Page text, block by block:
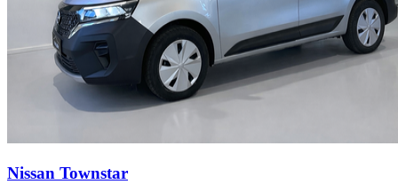
Nissan Townstar